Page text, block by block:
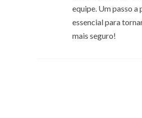
equipe. Um passo a
essencial para
mais seguro!